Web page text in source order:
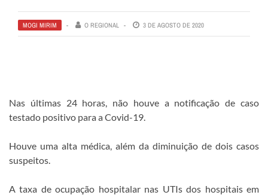
MOGI MIRIM O REGIONAL 3 DE AGOSTO DE 2020
Nas últimas 24 horas, não houve a notificação de caso
testado positivo para a Covid-19.
Houve uma alta médica, além da diminuição de dois casos
suspeitos.
A taxa de ocupação hospitalar nas UTIs dos hospitais em